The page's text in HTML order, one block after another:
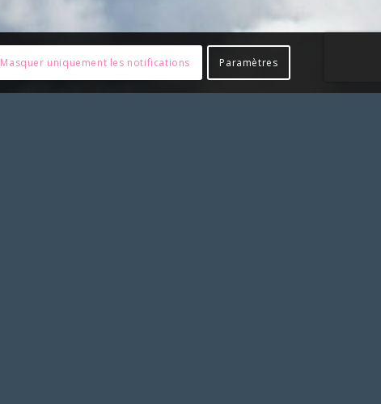
Masquer uniquement les notifications Paramètres